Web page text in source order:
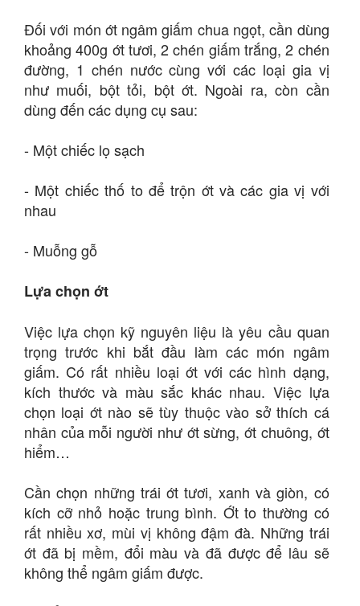
Đối với món ớt ngâm giấm chua ngọt, cần dùng
khoảng 400g ớt tươi, 2 chén giấm trắng, 2 chén
đường, 1 chén nước cùng với các loại gia vị
như muối, bột tỏi, bột ớt. Ngoài ra, còn cần
dùng đến các dụng cụ sau:
- Một chiếc lọ sạch
- Một chiếc thố to để trộn ớt và các gia vị với
nhau
- Muỗng gỗ
Lựa chọn ớt
Việc lựa chọn kỹ nguyên liệu là yêu cầu quan
trọng trước khi bắt đầu làm các món ngâm
giấm. Có rất nhiều loại ớt với các hình dạng,
kích thước và màu sắc khác nhau. Việc lựa
chọn loại ớt nào sẽ tùy thuộc vào sở thích cá
nhân của mỗi người như ớt sừng, ớt chuông, ớt
hiểm…
Cần chọn những trái ớt tươi, xanh và giòn, có
kích cỡ nhỏ hoặc trung bình. Ớt to thường có
rất nhiều xơ, mùi vị không đậm đà. Những trái
ớt đã bị mềm, đổi màu và đã được để lâu sẽ
không thể ngâm giấm được.